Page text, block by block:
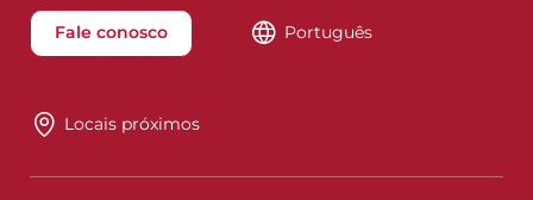
Fale conosco Português
Locais próximos